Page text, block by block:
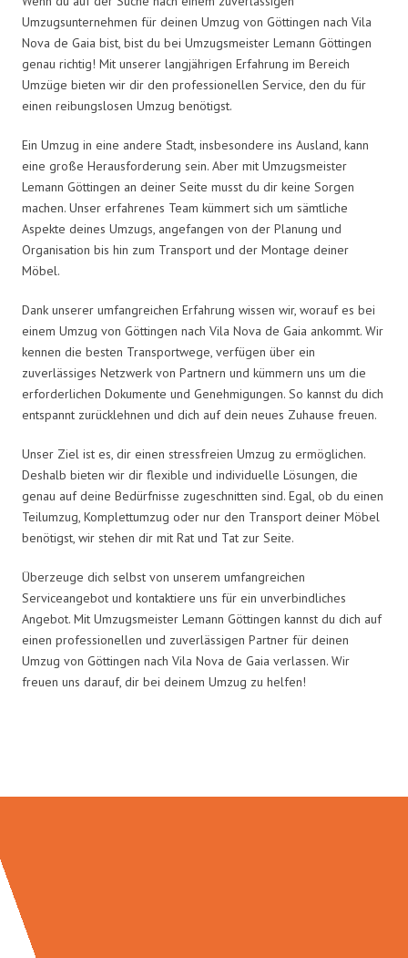
Umzugsunternehmen für deinen Umzug von Göttingen nach Vila
Nova de Gaia bist, bist du bei Umzugsmeister Lemann Göttingen
genau richtig! Mit unserer langjährigen Erfahrung im Bereich
Umzüge bieten wir dir den professionellen Service, den du für
einen reibungslosen Umzug benötigst.
Ein Umzug in eine andere Stadt, insbesondere ins Ausland, kann
eine große Herausforderung sein. Aber mit Umzugsmeister
Lemann Göttingen an deiner Seite musst du dir keine Sorgen
machen. Unser erfahrenes Team kümmert sich um sämtliche
Aspekte deines Umzugs, angefangen von der Planung und
Organisation bis hin zum Transport und der Montage deiner
Möbel.
Dank unserer umfangreichen Erfahrung wissen wir, worauf es bei
einem Umzug von Göttingen nach Vila Nova de Gaia ankommt. Wir
kennen die besten Transportwege, verfügen über ein
zuverlässiges Netzwerk von Partnern und kümmern uns um die
erforderlichen Dokumente und Genehmigungen. So kannst du dich
entspannt zurücklehnen und dich auf dein neues Zuhause freuen.
Unser Ziel ist es, dir einen stressfreien Umzug zu ermöglichen.
Deshalb bieten wir dir flexible und individuelle Lösungen, die
genau auf deine Bedürfnisse zugeschnitten sind. Egal, ob du einen
Teilumzug, Komplettumzug oder nur den Transport deiner Möbel
benötigst, wir stehen dir mit Rat und Tat zur Seite.
Überzeuge dich selbst von unserem umfangreichen
Serviceangebot und kontaktiere uns für ein unverbindliches
Angebot. Mit Umzugsmeister Lemann Göttingen kannst du dich auf
einen professionellen und zuverlässigen Partner für deinen
Umzug von Göttingen nach Vila Nova de Gaia verlassen. Wir
freuen uns darauf, dir bei deinem Umzug zu helfen!